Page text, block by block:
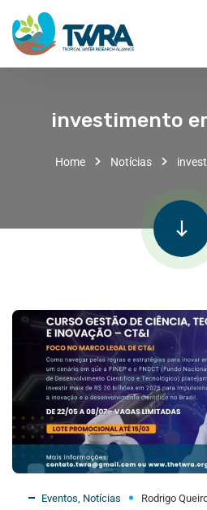
investimento
Home Notícias
Eventos Notícias Rodrigo